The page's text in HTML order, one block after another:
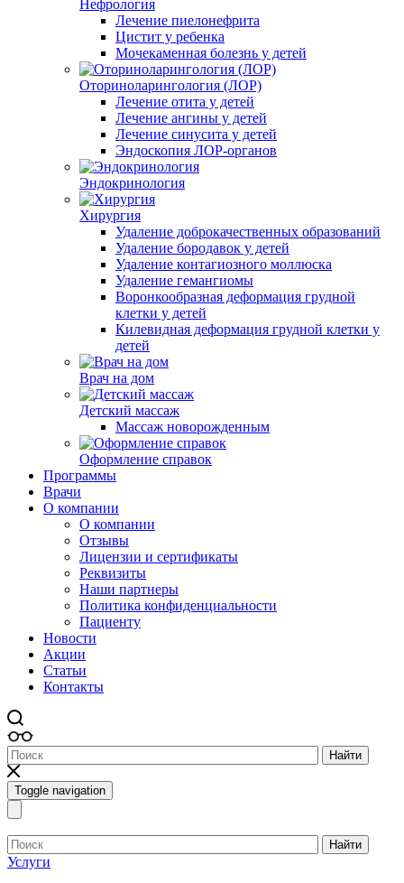
Нефрология
Лечение пиелонефрита
Цистит у ребенка
Мочекаменная болезнь у детей
Оториноларингология (ЛОР)
Лечение отита у детей
Лечение ангины у детей
Лечение синусита у детей
Эндоскопия ЛОР-органов
Эндокринология
Хирургия
Удаление доброкачественных образований
Удаление бородавок у детей
Удаление контагиозного моллюска
Удаление гемангиомы
Воронкообразная деформация грудной
клетки у детей
Килевидная деформация грудной клетки у
детей
Врач на дом
Детский массаж
Массаж новорожденным
Оформление справок
Программы
Врачи
О компании
О компании
Отзывы
Лицензии и сертификаты
Реквизиты
Наши партнеры
Политика конфиденциальности
Пациенту
Новости
Акции
Статьи
Контакты
Найти
Toggle navigation
Найти
Услуги